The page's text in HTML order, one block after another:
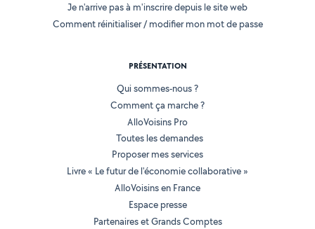
Je n'arrive pas à m'inscrire depuis le site web
Comment réinitialiser / modifier mon mot de passe
PRÉSENTATION
Qui sommes-nous ?
Comment ça marche ?
AlloVoisins Pro
Toutes les demandes
Proposer mes services
Livre « Le futur de l'économie collaborative »
AlloVoisins en France
Espace presse
Partenaires et Grands Comptes